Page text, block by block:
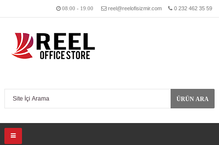
08:00 - 19:00 reel@reelofisizmir.com 0 232 462 35 59
ÜRÜN ARA